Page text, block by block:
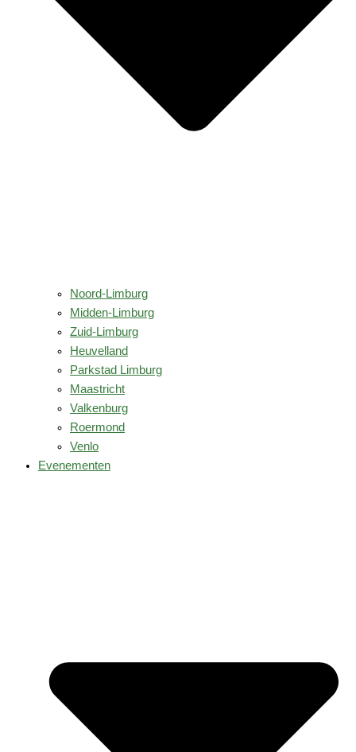
Noord-Limburg
Midden-Limburg
Zuid-Limburg
Heuvelland
Parkstad Limburg
Maastricht
Valkenburg
Roermond
Venlo
Evenementen